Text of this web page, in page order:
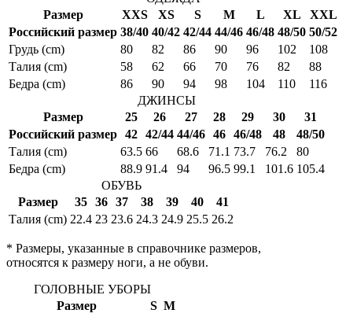
Размер
XXS XS S M L XL
XXL
Российский размер 38/40 40/42 42/44 44/46 46/48 48/50 50/52
Грудь (cm)
80 82 86 90 96 102
108
Талия (cm)
58 62 66 70 76 82
88
Бедра (cm)
86 90 94 98 104 110
116
ДЖИНСЫ
Размер
25 26 27 28 29 30
31
Российский размер 42 42/44 44/46 46 46/48 48
48/50
Талия (cm)
63.5 66 68.6 71.1 73.7 76.2
80
Бедра (cm)
88.9 91.4 94 96.5 99.1 101.6 105.4
ОБУВЬ
Размер
35 36 37 38 39 40
41
Талия (cm) 22.4 23 23.6 24.3 24.9 25.5 26.2
* Размеры, указанные в справочнике размеров,
относятся к размеру ноги, а не обуви.
ГОЛОВНЫЕ УБОРЫ
Размер
S M